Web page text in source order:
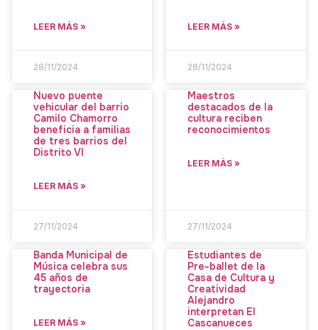
LEER MÁS »
28/11/2024
LEER MÁS »
28/11/2024
Nuevo puente
vehicular del barrio
Camilo Chamorro
beneficia a familias
de tres barrios del
Distrito VI
LEER MÁS »
27/11/2024
Maestros
destacados de la
cultura reciben
reconocimientos
LEER MÁS »
27/11/2024
Banda Municipal de
Música celebra sus
45 años de
trayectoria
LEER MÁS »
Estudiantes de
Pre-ballet de la
Casa de Cultura y
Creatividad
Alejandro
interpretan El
Cascanueces